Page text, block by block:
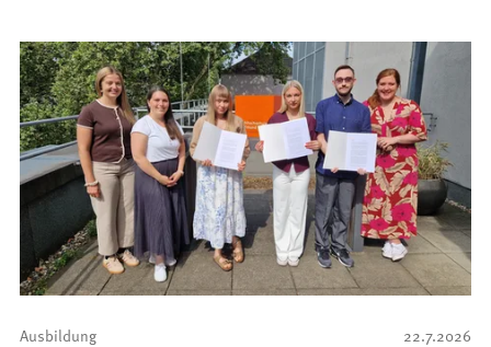
22.7.2026
Ausbildung